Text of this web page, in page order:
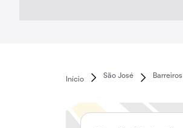
Início
São José Barreiros